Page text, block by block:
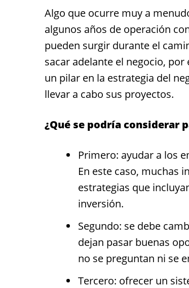
Algo que ocurre muy a
algunos años de operación
pueden surgir durante el
sacar adelante el negocio,
un pilar en la estrategia del
llevar a cabo sus proyectos.
¿Qué se podría considerar
Primero: ayudar a los
En este caso, muchas
estrategias que
inversión.
Segundo: se debe
dejan pasar buenas
no se preguntan ni se
Tercero: ofrecer un